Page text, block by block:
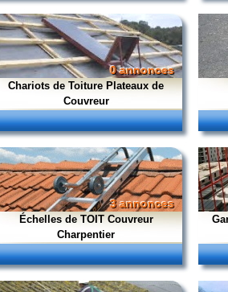
0 annonces
Chariots de Toiture Plateaux de
Couvreur
3 annonces
Échelles de TOIT Couvreur
Charpentier